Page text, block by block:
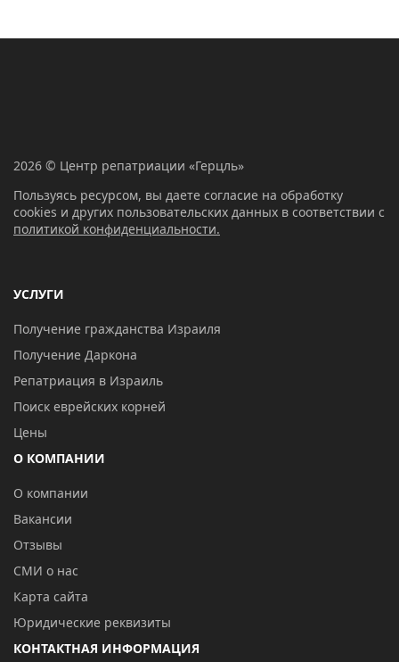
2026 © Центр репатриации «Герцль»
Пользуясь ресурсом, вы даете согласие на обработку
cookies и других пользовательских данных в соответствии с
политикой конфиденциальности.
УСЛУГИ
Получение гражданства Израиля
Получение Даркона
Репатриация в Израиль
Поиск еврейских корней
Цены
О КОМПАНИИ
О компании
Вакансии
Отзывы
СМИ о нас
Карта сайта
Юридические реквизиты
КОНТАКТНАЯ ИНФОРМАЦИЯ